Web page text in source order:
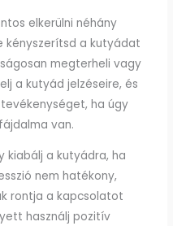
elkerülni néhány
kényszerítsd a kutyádat
megterheli vagy
a kutyád jelzéseire, és
ha úgy
van.
kiabálj a kutyádra, ha
nem hatékony,
rontja a kapcsolatot
használj pozitív